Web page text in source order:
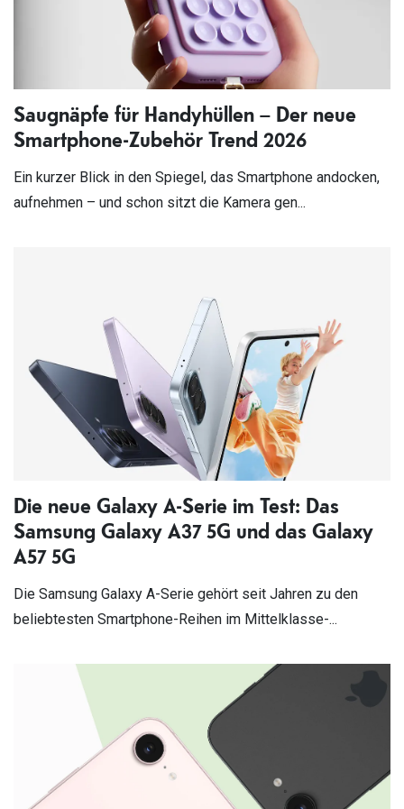
Saugnäpfe für Handyhüllen – Der neue
Smartphone-Zubehör Trend 2026
Ein kurzer Blick in den Spiegel, das Smartphone andocken,
aufnehmen – und schon sitzt die Kamera gen...
Die neue Galaxy A-Serie im Test: Das
Samsung Galaxy A37 5G und das Galaxy
A57 5G
Die Samsung Galaxy A-Serie gehört seit Jahren zu den
beliebtesten Smartphone-Reihen im Mittelklasse-...